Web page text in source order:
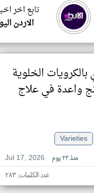
تابع اخر
الاردن
الخلوية
واعدة في علاج
Varieties
Jul 17, 2026
منذ ٢٣ يوم
عدد الكلمات: ٢٨٣